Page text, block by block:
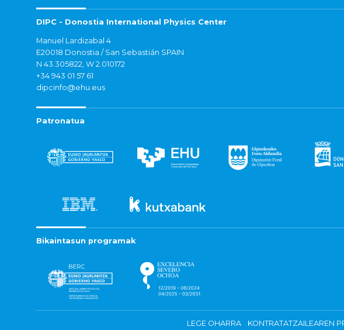
DIPC - Donostia International Physics Center
Manuel Lardizabal 4
E20018 Donostia / San Sebastián SPAIN
N 43.305822, W 2.010172
+34 943 01 57 61
dipcinfo@ehu.eus
Patronatua
Bikaintasun programak
LEGE OHARRA KONTRATATZAILEAREN